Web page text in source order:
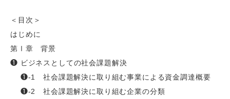
＜目次＞
はじめに
第Ⅰ章 背景
❶ ビジネスとしての社会課題解決
❶-1 社会課題解決に取り組む事業による資金調達概要
❶-2 社会課題解決に取り組む企業の分類